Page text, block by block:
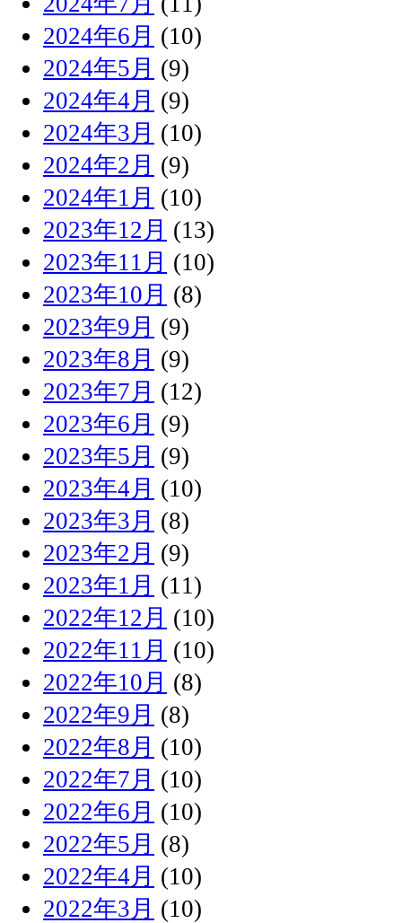
2024年6月 (10)
2024年5月 (9)
2024年4月 (9)
2024年3月 (10)
2024年2月 (9)
2024年1月 (10)
2023年12月 (13)
2023年11月 (10)
2023年10月 (8)
2023年9月 (9)
2023年8月 (9)
2023年7月 (12)
2023年6月 (9)
2023年5月 (9)
2023年4月 (10)
2023年3月 (8)
2023年2月 (9)
2023年1月 (11)
2022年12月 (10)
2022年11月 (10)
2022年10月 (8)
2022年9月 (8)
2022年8月 (10)
2022年7月 (10)
2022年6月 (10)
2022年5月 (8)
2022年4月 (10)
2022年3月 (10)